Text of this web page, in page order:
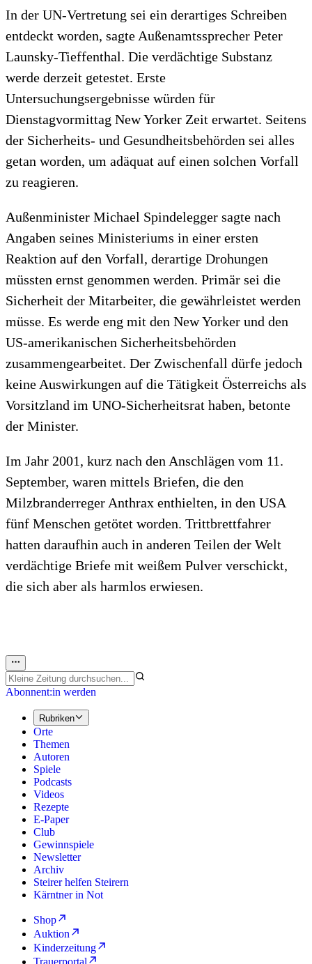
In der UN-Vertretung sei ein derartiges Schreiben
entdeckt worden, sagte Außenamtssprecher Peter
Launsky-Tieffenthal. Die verdächtige Substanz
werde derzeit getestet. Erste
Untersuchungsergebnisse würden für
Dienstagvormittag New Yorker Zeit erwartet. Seitens
der Sicherheits- und Gesundheitsbehörden sei alles
getan worden, um adäquat auf einen solchen Vorfall
zu reagieren.
Außenminister Michael Spindelegger sagte nach
Angaben seines Ministeriums in einer ersten
Reaktion auf den Vorfall, derartige Drohungen
müssten ernst genommen werden. Primär sei die
Sicherheit der Mitarbeiter, die gewährleistet werden
müsse. Es werde eng mit den New Yorker und den
US-amerikanischen Sicherheitsbehörden
zusammengearbeitet. Der Zwischenfall dürfe jedoch
keine Auswirkungen auf die Tätigkeit Österreichs als
Vorsitzland im UNO-Sicherheitsrat haben, betonte
der Minister.
Im Jahr 2001, kurz nach den Anschlägen vom 11.
September, waren mittels Briefen, die den
Milzbranderreger Anthrax enthielten, in den USA
fünf Menschen getötet worden. Trittbrettfahrer
hatten daraufhin auch in anderen Teilen der Welt
verdächtige Briefe mit weißem Pulver verschickt,
die sich aber als harmlos erwiesen.
Abonnent:in werden
Rubriken
Orte
Themen
Autoren
Spiele
Podcasts
Videos
Rezepte
E-Paper
Club
Gewinnspiele
Newsletter
Archiv
Steirer helfen Steirern
Kärntner in Not
Shop
Auktion
Kinderzeitung
Trauerportal